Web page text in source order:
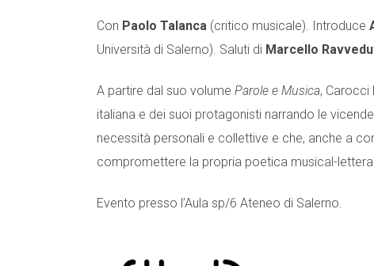
Con Paolo Talanca (critico musicale). Introduce
Università di Salerno). Saluti di Marcello
A partire dal suo volume Parole e Musica, Carocci
italiana e dei suoi protagonisti narrando le
necessità personali e collettive e che, anche a
compromettere la propria poetica musical-
Evento presso l’Aula sp/6 Ateneo di Salerno.